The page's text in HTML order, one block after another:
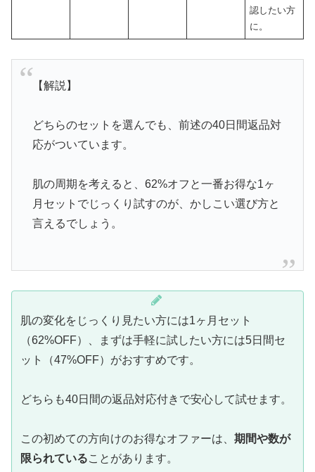
認したい方
に。
【解説】
どちらのセットを選んでも、前述の40日間返品対
応がついています。
肌の周期を考えると、62%オフと一番お得な1ヶ
月セットでじっくり試すのが、かしこい選び方と
言えるでしょう。
肌の変化をじっくり見たい方には1ヶ月セット
（62%OFF）、まずは手軽に試したい方には5日間セ
ット（47%OFF）がおすすめです。
どちらも40日間の返品対応付きで安心して試せます。
この初めての方向けのお得なオファーは、 期間や数が
限られていることがあります。